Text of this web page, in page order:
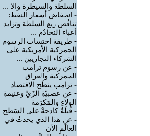
السلطة والسيطرة والا ...
- انخفاض أسعار النفط:
تناقُص ريع السلطة وتزايد
أعباء التخادُم ...
- طريقة احتساب الرسوم
الجمركية الأمريكية على
الشركاء التجاريين ...
- عن رسوم ترامب
الجمركية والعراق
- ترامب ينطَح الاقتصاد
- عن عصبيّةِ الزَيِّ وغنيمةِ
الولاءِ والمَكرَمة
- قُبلَةٌ كادحةٌ على السَطح
- عن هذا الذي يحدثُ في
العالَمِ الآن